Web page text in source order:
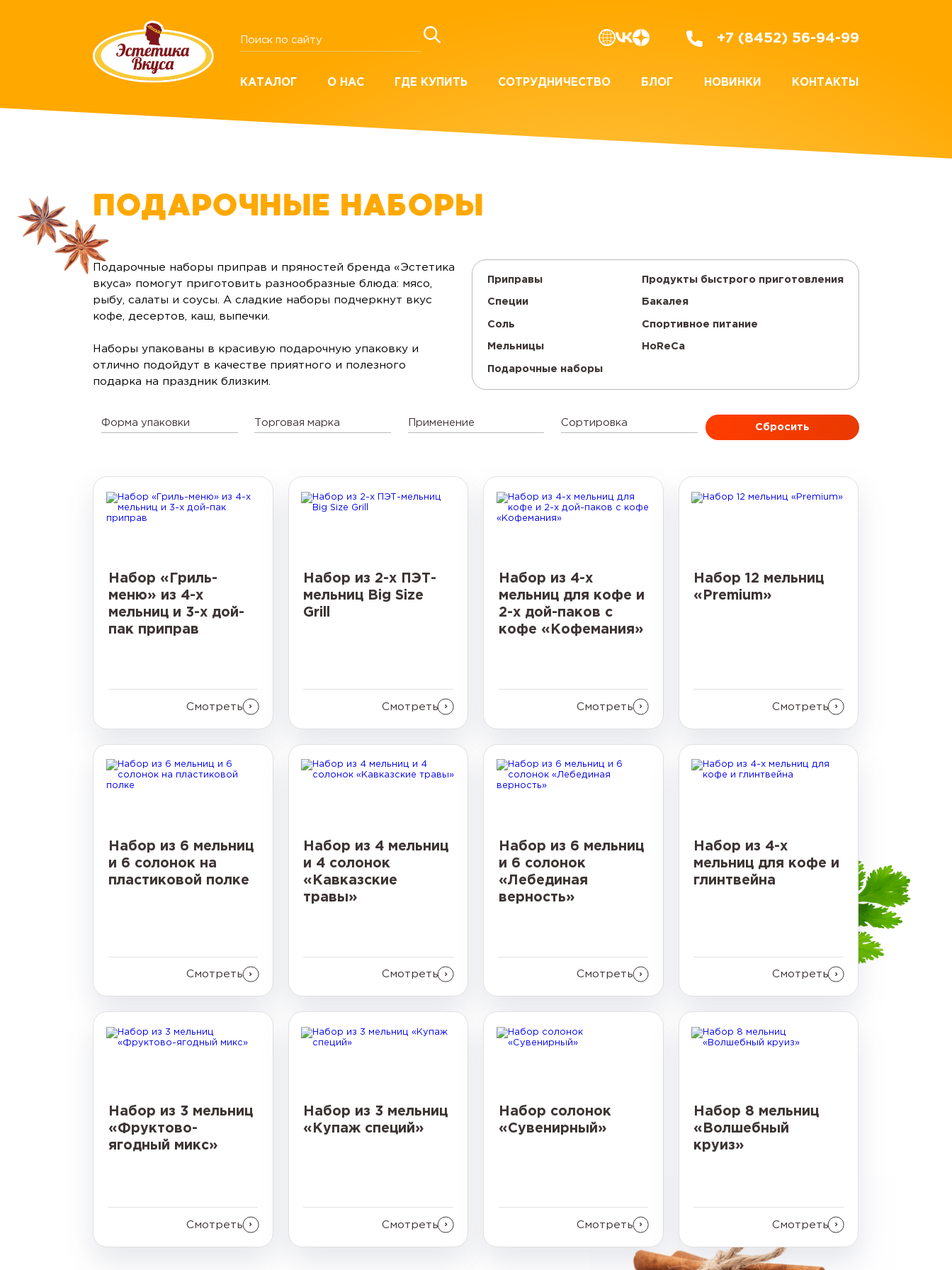
+7 (8452) 56-94-99
КАТАЛОГ О НАС ГДЕ КУПИТЬ СОТРУДНИЧЕСТВО БЛОГ НОВИНКИ КОНТАКТЫ
ПОДАРОЧНЫЕ НАБОРЫ
Подарочные наборы приправ и пряностей бренда «Эстетика
вкуса» помогут приготовить разнообразные блюда: мясо,
рыбу, салаты и соусы. А сладкие наборы подчеркнут вкус
кофе, десертов, каш, выпечки.
Наборы упакованы в красивую подарочную упаковку и
отлично подойдут в качестве приятного и полезного
подарка на праздник близким.
Приправы Продукты быстрого приготовления
Специи Бакалея
Соль Спортивное питание
Мельницы HoReCa
Подарочные наборы
Форма упаковки Торговая марка Применение Сортировка
Сбросить
Набор «Гриль-
меню» из 4-х
мельниц и 3-х дой-
пак приправ
Смотреть
Набор из 2-х ПЭТ-
мельниц Big Size
Grill
Смотреть
Набор из 4-х
мельниц для кофе и
2-х дой-паков с
кофе «Кофемания»
Смотреть
Набор 12 мельниц
«‎Premium»
Смотреть
Набор из 6 мельниц
и 6 солонок на
пластиковой полке
Смотреть
Набор из 4 мельниц
и 4 солонок
«Кавказские
травы»
Смотреть
Набор из 6 мельниц
и 6 солонок
«Лебединая
верность»
Смотреть
Набор из 4-х
мельниц для кофе и
глинтвейна
Смотреть
Набор из 3 мельниц
«Фруктово-
ягодный микс»
Смотреть
Набор из 3 мельниц
«Купаж специй»
Смотреть
Набор солонок
«Сувенирный»
Смотреть
Набор 8 мельниц
«‎Волшебный
круиз»
Смотреть